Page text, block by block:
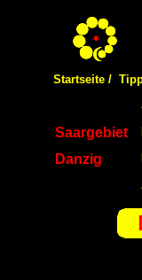
Startseite /
Saargebiet
Danzig